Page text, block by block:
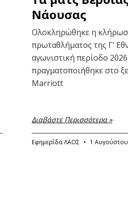
Νάουσας
Ολοκληρώθηκε η
πρωταθλήματος της Γ’
αγωνιστική περίοδο
πραγματοποιήθηκε στο
Marriott
Διαβάστε Περισσότερα »
Εφημερίδα ΛΑΟΣ 1